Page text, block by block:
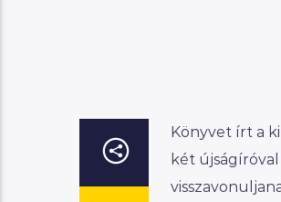
Könyvet írt a
két